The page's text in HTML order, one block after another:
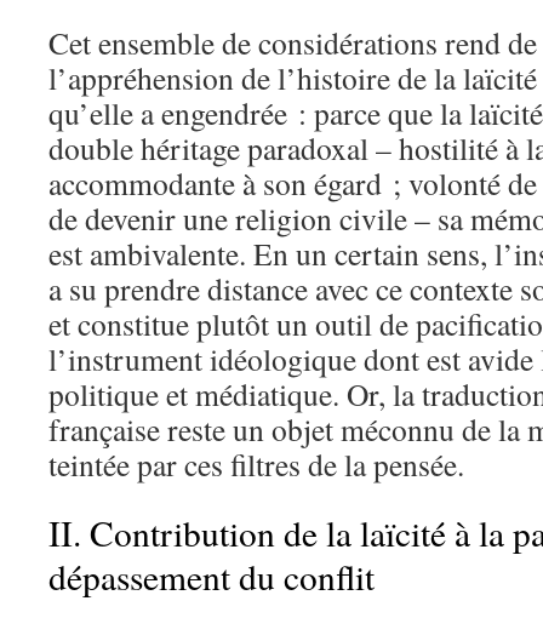
Cet ensemble de considérations rend
l’appréhension de l’histoire de la
qu’elle a engendrée : parce que la
double héritage paradoxal – hostilité à
accommodante à son égard ; volonté
de devenir une religion civile – sa
est ambivalente. En un certain sens,
a su prendre distance avec ce contexte
et constitue plutôt un outil de
l’instrument idéologique dont est
politique et médiatique. Or, la
française reste un objet méconnu de la
teintée par ces filtres de la pensée.
II. Contribution de la laïcité à la
dépassement du conflit